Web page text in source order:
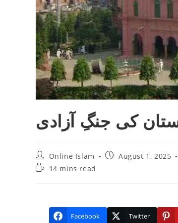
كى جنگِ آزادى
Post
author:
Online Islam
PostAugust 1, 2025
Reading14 mins read
Facebook Twitter